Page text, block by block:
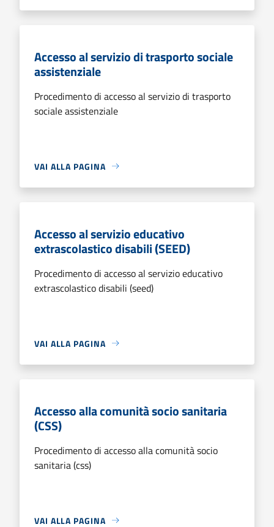
Accesso al servizio di trasporto sociale
assistenziale
Procedimento di accesso al servizio di trasporto
sociale assistenziale
VAI ALLA PAGINA
Accesso al servizio educativo
extrascolastico disabili (SEED)
Procedimento di accesso al servizio educativo
extrascolastico disabili (seed)
VAI ALLA PAGINA
Accesso alla comunità socio sanitaria
(CSS)
Procedimento di accesso alla comunità socio
sanitaria (css)
VAI ALLA PAGINA